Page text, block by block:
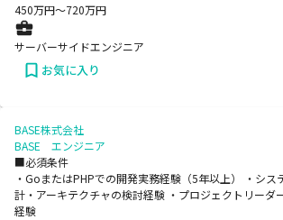
450万円〜720万円
サーバーサイドエンジニア
お気に入り
BASE株式会社
BASE エンジニア
■必須条件
・GoまたはPHPでの開発実務経験（5年以上） ・シス
計・アーキテクチャの検討経験 ・プロジェクトリーダ
経験